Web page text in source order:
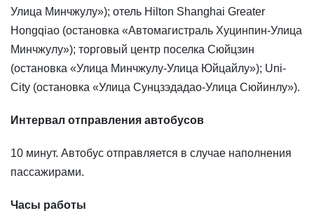
Улица Минчжулу»); отель Hilton Shanghai Greater
Hongqiao (остановка «Автомагистраль Хуцинпин-Улица
Минчжулу»); торговый центр поселка Сюйцзин
(остановка «Улица Минчжулу-Улица Юйцайлу»); Uni-
City (остановка «Улица Сунцзэдадао-Улица Сюйинлу»).
Интервал отправления автобусов
10 минут. Автобус отправляется в случае наполнения
пассажирами.
Часы работы